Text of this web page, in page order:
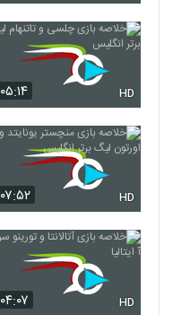
۰۵:۱۴ HD
۰۷:۵۲ HD
۰۴:۰۷ HD